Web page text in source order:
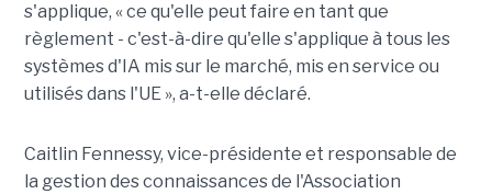
s'applique, « ce qu'elle peut faire en tant que
règlement - c'est-à-dire qu'elle s'applique à tous les
systèmes d'IA mis sur le marché, mis en service ou
utilisés dans l'UE », a-t-elle déclaré.
Caitlin Fennessy, vice-présidente et responsable de
la gestion des connaissances de l'Association